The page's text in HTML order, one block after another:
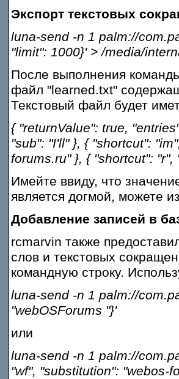
Экспорт текстовых
luna-send -n 1 palm://
"limit": 1000}' > /media/
После выполнения
файл "learned.txt"
Текстовый файл будет
{ "returnValue": true,
"sub": "I'll" }, { "shortcut":
forums.ru" }, { "shortcut":
Имейте ввиду, что
является догмой, можете
Добавление записей в
rcmarvin также
слов и текстовых
командную строку.
luna-send -n 1 palm://
"webOSForums "}'
или
luna-send -n 1 palm://
"wf", "substitution": "webos-